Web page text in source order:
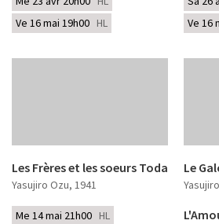
Ve 16 mai 19h00 HL
Ve 16
Les Frères et les soeurs Toda
Yasujiro Ozu, 1941
Me 14 mai 21h00 HL
Le